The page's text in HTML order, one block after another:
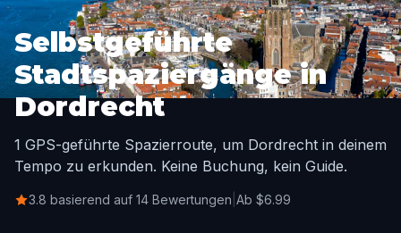
Selbstgeführte
Stadtspaziergänge in
Dordrecht
1 GPS-geführte Spazierroute, um Dordrecht in deinem
Tempo zu erkunden. Keine Buchung, kein Guide.
3.8 basierend auf 14 Bewertungen Ab $6.99